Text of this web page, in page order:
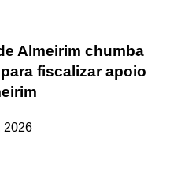
Almeirim chumba
fiscalizar apoio
2026